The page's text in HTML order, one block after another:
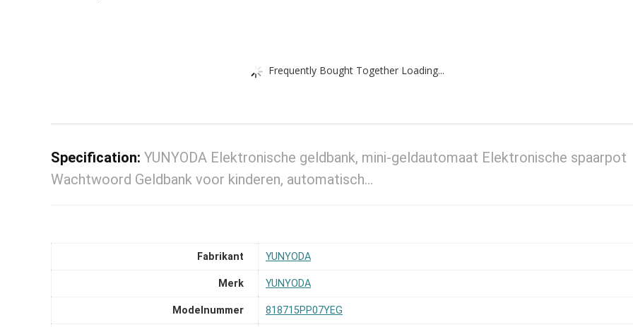
Frequently Bought Together Loading...
Specification: YUNYODA Elektronische geldbank, mini-geldautomaat Elektronische spaarpot
Wachtwoord Geldbank voor kinderen, automatisch…
Fabrikant ‎YUNYODA
Merk ‎YUNYODA
Modelnummer ‎818715PP07YEG